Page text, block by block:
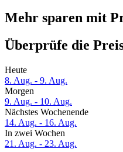
Mehr sparen mit
Überprüfe die
Heute
8. Aug. - 9. Aug.
Morgen
9. Aug. - 10. Aug.
Nächstes Wochenende
14. Aug. - 16. Aug.
In zwei Wochen
21. Aug. - 23. Aug.